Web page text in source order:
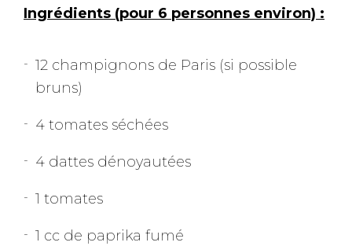
Ingrédients (pour 6 personnes environ) :
12 champignons de Paris (si possible
bruns)
4 tomates séchées
4 dattes dénoyautées
1 tomates
1 cc de paprika fumé